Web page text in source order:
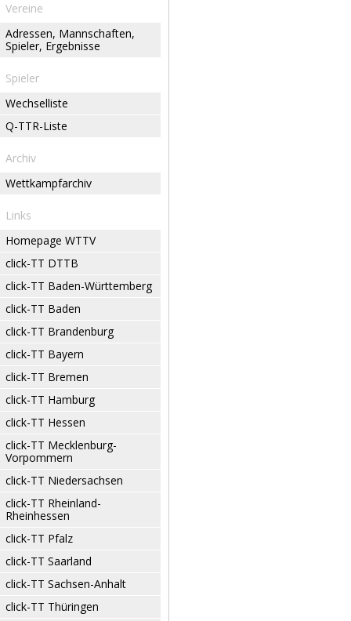
Vereine
Adressen, Mannschaften,
Spieler, Ergebnisse
Spieler
Wechselliste
Q-TTR-Liste
Archiv
Wettkampfarchiv
Links
Homepage WTTV
click-TT DTTB
click-TT Baden-Württemberg
click-TT Baden
click-TT Brandenburg
click-TT Bayern
click-TT Bremen
click-TT Hamburg
click-TT Hessen
click-TT Mecklenburg-
Vorpommern
click-TT Niedersachsen
click-TT Rheinland-
Rheinhessen
click-TT Pfalz
click-TT Saarland
click-TT Sachsen-Anhalt
click-TT Thüringen